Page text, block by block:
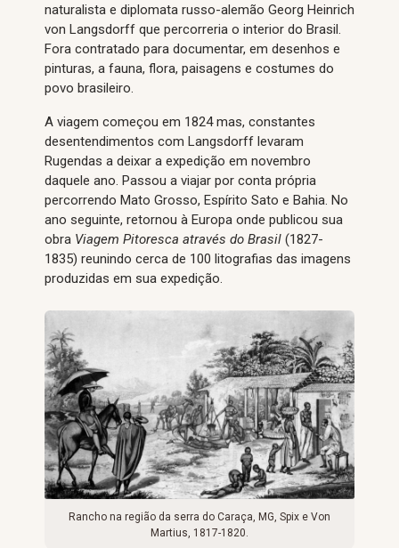
naturalista e diplomata russo-alemão Georg Heinrich
von Langsdorff que percorreria o interior do Brasil.
Fora contratado para documentar, em desenhos e
pinturas, a fauna, flora, paisagens e costumes do
povo brasileiro.
A viagem começou em 1824 mas, constantes
desentendimentos com Langsdorff levaram
Rugendas a deixar a expedição em novembro
daquele ano. Passou a viajar por conta própria
percorrendo Mato Grosso, Espírito Sato e Bahia. No
ano seguinte, retornou à Europa onde publicou sua
obra Viagem Pitoresca através do Brasil (1827-
1835) reunindo cerca de 100 litografias das imagens
produzidas em sua expedição.
Rancho na região da serra do Caraça, MG, Spix e Von
Martius, 1817-1820.